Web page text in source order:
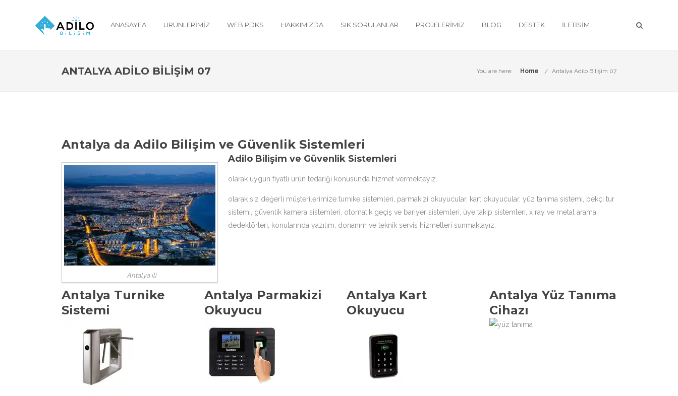
ANASAYFA ÜRÜNLERIMIZ WEB PDKS HAKKIMIZDA SIK SORULANLAR PROJELERIMIZ BLOG DESTEK İLETISIM
ANTALYA ADILO BILIŞIM 07 You are here: Home Antalya Adilo Bilişim 07
Antalya da Adilo Bilişim ve Güvenlik Sistemleri
Antalya ili
Adilo Bilişim ve Güvenlik Sistemleri
olarak uygun fiyatlı ürün tedariği konusunda hizmet vermekteyiz.
olarak siz değerli müşterilerimize turnike sistemleri parmakizi okuyucular, kart okuyucular, yüz tanıma sistemi , bekçi tur
sistemi, güvenlik kamera sistemleri, otomatik geçiş ve bariyer sistemleri, üye takip sistemleri, x ray ve metal arama
dedektörleri, konularında yazılım, donanım ve teknik servis hizmetleri sunmaktayız.
Antalya Turnike
Sistemi
Antalya Parmakizi
Okuyucu
Antalya Kart
Okuyucu
Antalya Yüz Tanıma
Cihazı